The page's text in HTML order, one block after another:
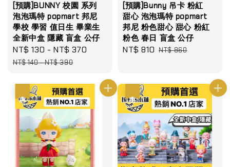
[預購]BUNNY 校園 系列
泡泡瑪特 popmart 邦尼
學校 學習 值日生 畢業生
全新中盒 隱藏 盲盒 公仔
Sale
price
NT$ 130 -NT$ 370
NT$ 140-NT$ 390
[預購]Bunny 吊卡 粉紅
甜心 泡泡瑪特 popmart
邦尼 粉色甜心 甜心 粉紅
粉色 春日 盲盒 公仔
Sale
NT$ 810 Regular
NT$ 860